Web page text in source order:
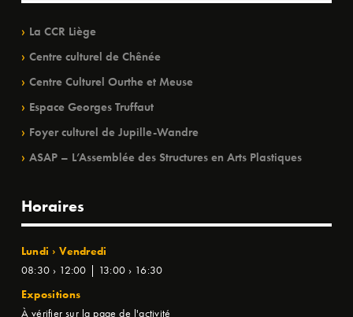
La CCR Liège
Centre culturel de Chênée
Centre Culturel Ourthe et Meuse
Espace Georges Truffaut
Foyer culturel de Jupille-Wandre
ASAP – L’Assemblée des Structures en Arts Plastiques
Horaires
Lundi › Vendredi
08:30 › 12:00 | 13:00 › 16:30
Expositions
À vérifier sur la page de l'activité